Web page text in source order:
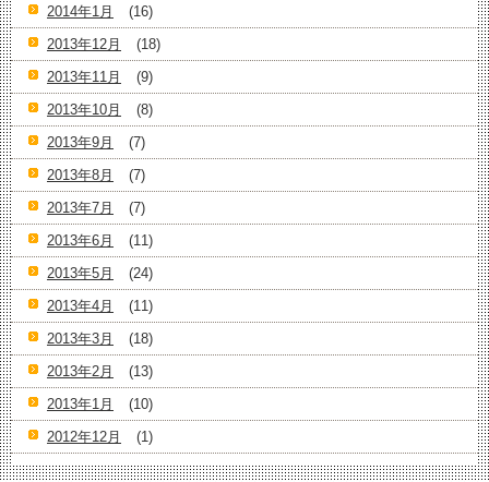
2014年1月
(16)
2013年12月
(18)
2013年11月
(9)
2013年10月
(8)
2013年9月
(7)
2013年8月
(7)
2013年7月
(7)
2013年6月
(11)
2013年5月
(24)
2013年4月
(11)
2013年3月
(18)
2013年2月
(13)
2013年1月
(10)
2012年12月
(1)